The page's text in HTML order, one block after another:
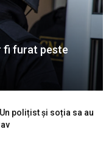
fi furat peste
polițist și soția sa au